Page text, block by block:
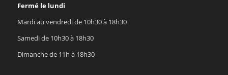
Fermé le lundi
Mardi au vendredi de 10h30 à 18h30
Samedi de 10h30 à 18h30
Dimanche de 11h à 18h30